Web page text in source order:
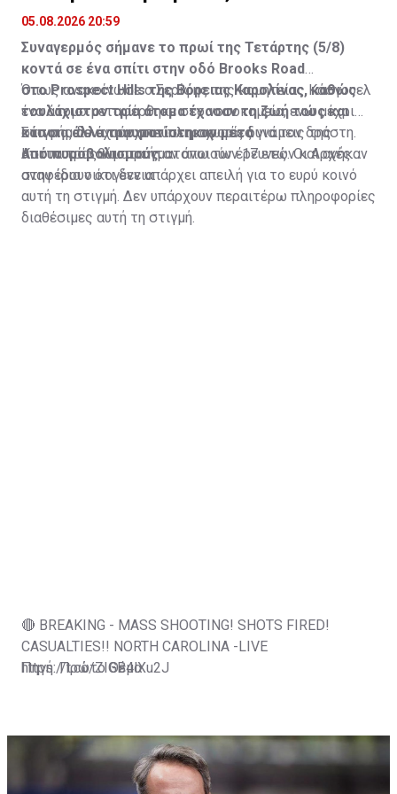
05.08.2026 20:59
Συναγερμός σήμανε το πρωί της Τετάρτης (5/8)
κοντά σε ένα σπίτι στην οδό Brooks Road
στο Prospect Hills της Βόρειας Καρολίνας, καθώς
τουλάχιστον τρία άτομα έχασαν τη ζωή τους και
κάποια άλλα τραυματίστηκαν μετά
από πυροβολισμούς.
Όπως ανακοίνωσε ο Σερίφης της κομητείας Κάσγουελ
ένα άτομο μεταφέρθηκε στο νοσοκομείο, ενώ μέχρι
στιγμής δεν υπάρχουν πληροφορίες για τον δράστη.
Και τα τρία θύματα ήταν άνω των 17 ετών και ανήκαν
στην ίδια οικογένεια.
Στο σημείο έχουν σπεύσει ισχυρές δυνάμεις της
Αστυνομίας και πραγματοποιούν έρευνες. Οι Αρχές
αναφέρουν ότι δεν υπάρχει απειλή για το ευρύ κοινό
αυτή τη στιγμή. Δεν υπάρχουν περαιτέρω πληροφορίες
διαθέσιμες αυτή τη στιγμή.
🔴 BREAKING - MASS SHOOTING! SHOTS FIRED!
CASUALTIES!! NORTH CAROLINA -LIVE
https://t.co/ZIGB4lXu2J
Πηγή: Πρώτο Θέμα